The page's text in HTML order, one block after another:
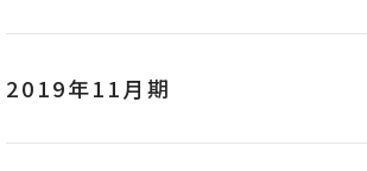
2019年11月期